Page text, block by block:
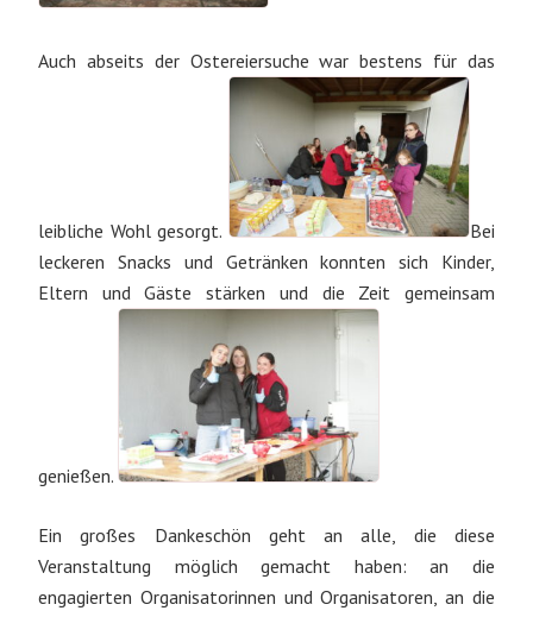
Auch abseits der Ostereiersuche war bestens für das
leibliche Wohl gesorgt.
Bei
leckeren Snacks und Getränken konnten sich Kinder,
Eltern und Gäste stärken und die Zeit gemeinsam
genießen.
Ein großes Dankeschön geht an alle, die diese
Veranstaltung möglich gemacht haben: an die
engagierten Organisatorinnen und Organisatoren, an die